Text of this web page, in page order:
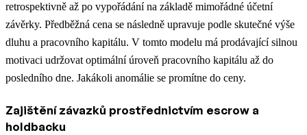
retrospektivně až po vypořádání na základě mimořádné účetní
závěrky. Předběžná cena se následně upravuje podle skutečné výše
dluhu a pracovního kapitálu. V tomto modelu má prodávající silnou
motivaci udržovat optimální úroveň pracovního kapitálu až do
posledního dne. Jakákoli anomálie se promítne do ceny.
Zajištění závazků prostřednictvím escrow a
holdbacku